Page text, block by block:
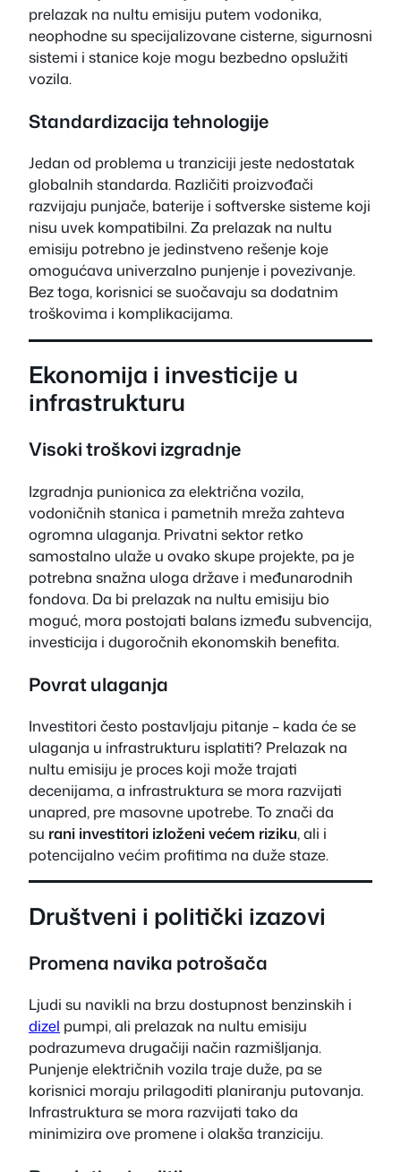
prelazak na nultu emisiju putem vodonika,
neophodne su specijalizovane cisterne, sigurnosni
sistemi i stanice koje mogu bezbedno opslužiti
vozila.
Standardizacija tehnologije
Jedan od problema u tranziciji jeste nedostatak
globalnih standarda. Različiti proizvođači
razvijaju punjače, baterije i softverske sisteme koji
nisu uvek kompatibilni. Za prelazak na nultu
emisiju potrebno je jedinstveno rešenje koje
omogućava univerzalno punjenje i povezivanje.
Bez toga, korisnici se suočavaju sa dodatnim
troškovima i komplikacijama.
Ekonomija i investicije u
infrastrukturu
Visoki troškovi izgradnje
Izgradnja punionica za električna vozila,
vodoničnih stanica i pametnih mreža zahteva
ogromna ulaganja. Privatni sektor retko
samostalno ulaže u ovako skupe projekte, pa je
potrebna snažna uloga države i međunarodnih
fondova. Da bi prelazak na nultu emisiju bio
moguć, mora postojati balans između subvencija,
investicija i dugoročnih ekonomskih benefita.
Povrat ulaganja
Investitori često postavljaju pitanje – kada će se
ulaganja u infrastrukturu isplatiti? Prelazak na
nultu emisiju je proces koji može trajati
decenijama, a infrastruktura se mora razvijati
unapred, pre masovne upotrebe. To znači da
su rani investitori izloženi većem riziku, ali i
potencijalno većim profitima na duže staze.
Društveni i politički izazovi
Promena navika potrošača
Ljudi su navikli na brzu dostupnost benzinskih i
dizel pumpi, ali prelazak na nultu emisiju
podrazumeva drugačiji način razmišljanja.
Punjenje električnih vozila traje duže, pa se
korisnici moraju prilagoditi planiranju putovanja.
Infrastruktura se mora razvijati tako da
minimizira ove promene i olakša tranziciju.